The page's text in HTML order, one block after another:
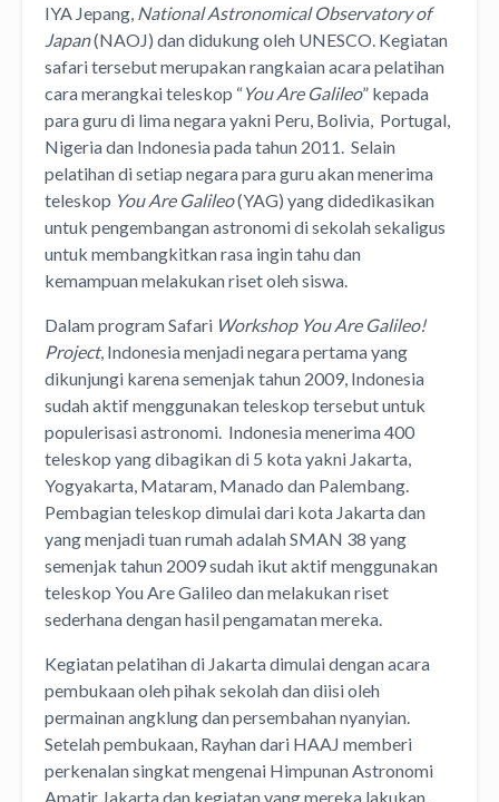
IYA Jepang, National Astronomical Observatory of
Japan(NAOJ) dan didukung oleh UNESCO. Kegiatan
safari tersebut merupakan rangkaian acara pelatihan
cara merangkai teleskop “You Are Galileo” kepada
para guru di lima negara yakni Peru, Bolivia, Portugal,
Nigeria dan Indonesia pada tahun 2011. Selain
pelatihan di setiap negara para guru akan menerima
teleskop You Are Galileo(YAG) yang didedikasikan
untuk pengembangan astronomi di sekolah sekaligus
untuk membangkitkan rasa ingin tahu dan
kemampuan melakukan riset oleh siswa.
Dalam program Safari Workshop You Are Galileo!
Project, Indonesia menjadi negara pertama yang
dikunjungi karena semenjak tahun 2009, Indonesia
sudah aktif menggunakan teleskop tersebut untuk
populerisasi astronomi. Indonesia menerima 400
teleskop yang dibagikan di 5 kota yakni Jakarta,
Yogyakarta, Mataram, Manado dan Palembang.
Pembagian teleskop dimulai dari kota Jakarta dan
yang menjadi tuan rumah adalah SMAN 38 yang
semenjak tahun 2009 sudah ikut aktif menggunakan
teleskop You Are Galileo dan melakukan riset
sederhana dengan hasil pengamatan mereka.
Kegiatan pelatihan di Jakarta dimulai dengan acara
pembukaan oleh pihak sekolah dan diisi oleh
permainan angklung dan persembahan nyanyian.
Setelah pembukaan, Rayhan dari HAAJ memberi
perkenalan singkat mengenai Himpunan Astronomi
Amatir Jakarta dan kegiatan yang mereka lakukan.